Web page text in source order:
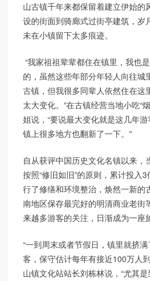
山古镇千年来都保留着建立伊始的
设的街面到骑廊式过街亭建筑，岁
未在小镇留下太多痕迹。
“我家祖祖辈辈都住在镇里，我也
的，虽然这些年部分年轻人向往城
古镇，但我很多同辈人依然住在这
太大变化。”在古镇经营当地小吃“
姐说，“要说最大变化就是这几年游
镇上很多地方也翻新了一下。”
自从获评中国历史文化名镇以来，
按照“修旧如旧”的原则，累计投入
行了修缮和环境整治，焕然一新的
南地区保存最完好的明清商业老街
来越多游客的关注，日渐成为一座
“一到周末或者节假日，镇里就挤
客，保守估计每年有接近100万人
山镇文化站站长刘栋林说，“尤其是